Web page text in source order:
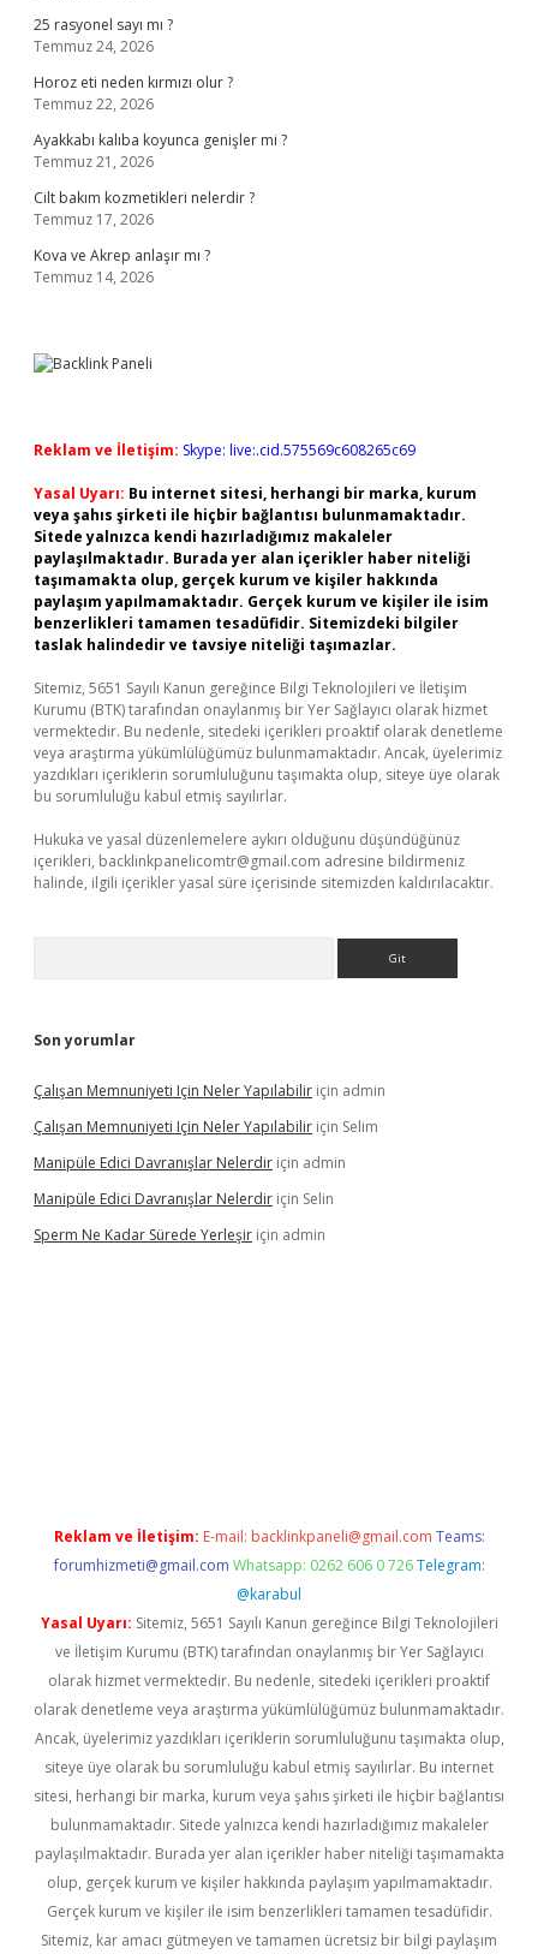
25 rasyonel sayı mı ?
Temmuz 24, 2026
Horoz eti neden kırmızı olur ?
Temmuz 22, 2026
Ayakkabı kalıba koyunca genişler mi ?
Temmuz 21, 2026
Cilt bakım kozmetikleri nelerdir ?
Temmuz 17, 2026
Kova ve Akrep anlaşır mı ?
Temmuz 14, 2026
Reklam ve İletişim: Skype: live:.cid.575569c608265c69
Yasal Uyarı: Bu internet sitesi, herhangi bir marka, kurum
veya şahıs şirketi ile hiçbir bağlantısı bulunmamaktadır.
Sitede yalnızca kendi hazırladığımız makaleler
paylaşılmaktadır. Burada yer alan içerikler haber niteliği
taşımamakta olup, gerçek kurum ve kişiler hakkında
paylaşım yapılmamaktadır. Gerçek kurum ve kişiler ile isim
benzerlikleri tamamen tesadüfidir. Sitemizdeki bilgiler
taslak halindedir ve tavsiye niteliği taşımazlar.
Sitemiz, 5651 Sayılı Kanun gereğince Bilgi Teknolojileri ve İletişim
Kurumu (BTK) tarafından onaylanmış bir Yer Sağlayıcı olarak hizmet
vermektedir. Bu nedenle, sitedeki içerikleri proaktif olarak denetleme
veya araştırma yükümlülüğümüz bulunmamaktadır. Ancak, üyelerimiz
yazdıkları içeriklerin sorumluluğunu taşımakta olup, siteye üye olarak
bu sorumluluğu kabul etmiş sayılırlar.
Hukuka ve yasal düzenlemelere aykırı olduğunu düşündüğünüz
içerikleri, backlinkpanelicomtr@gmail.com adresine bildirmeniz
halinde, ilgili içerikler yasal süre içerisinde sitemizden kaldırılacaktır.
Son yorumlar
Çalışan Memnuniyeti Için Neler Yapılabilir için admin
Çalışan Memnuniyeti Için Neler Yapılabilir için Selim
Manipüle Edici Davranışlar Nelerdir için admin
Manipüle Edici Davranışlar Nelerdir için Selin
Sperm Ne Kadar Sürede Yerleşir için admin
Reklam ve İletişim: E-mail: backlinkpaneli@gmail.com Teams:
forumhizmeti@gmail.com Whatsapp: 0262 606 0 726 Telegram:
@karabul
Yasal Uyarı: Sitemiz, 5651 Sayılı Kanun gereğince Bilgi Teknolojileri
ve İletişim Kurumu (BTK) tarafından onaylanmış bir Yer Sağlayıcı
olarak hizmet vermektedir. Bu nedenle, sitedeki içerikleri proaktif
olarak denetleme veya araştırma yükümlülüğümüz bulunmamaktadır.
Ancak, üyelerimiz yazdıkları içeriklerin sorumluluğunu taşımakta olup,
siteye üye olarak bu sorumluluğu kabul etmiş sayılırlar. Bu internet
sitesi, herhangi bir marka, kurum veya şahıs şirketi ile hiçbir bağlantısı
bulunmamaktadır. Sitede yalnızca kendi hazırladığımız makaleler
paylaşılmaktadır. Burada yer alan içerikler haber niteliği taşımamakta
olup, gerçek kurum ve kişiler hakkında paylaşım yapılmamaktadır.
Gerçek kurum ve kişiler ile isim benzerlikleri tamamen tesadüfidir.
Sitemiz, kar amacı gütmeyen ve tamamen ücretsiz bir bilgi paylaşım